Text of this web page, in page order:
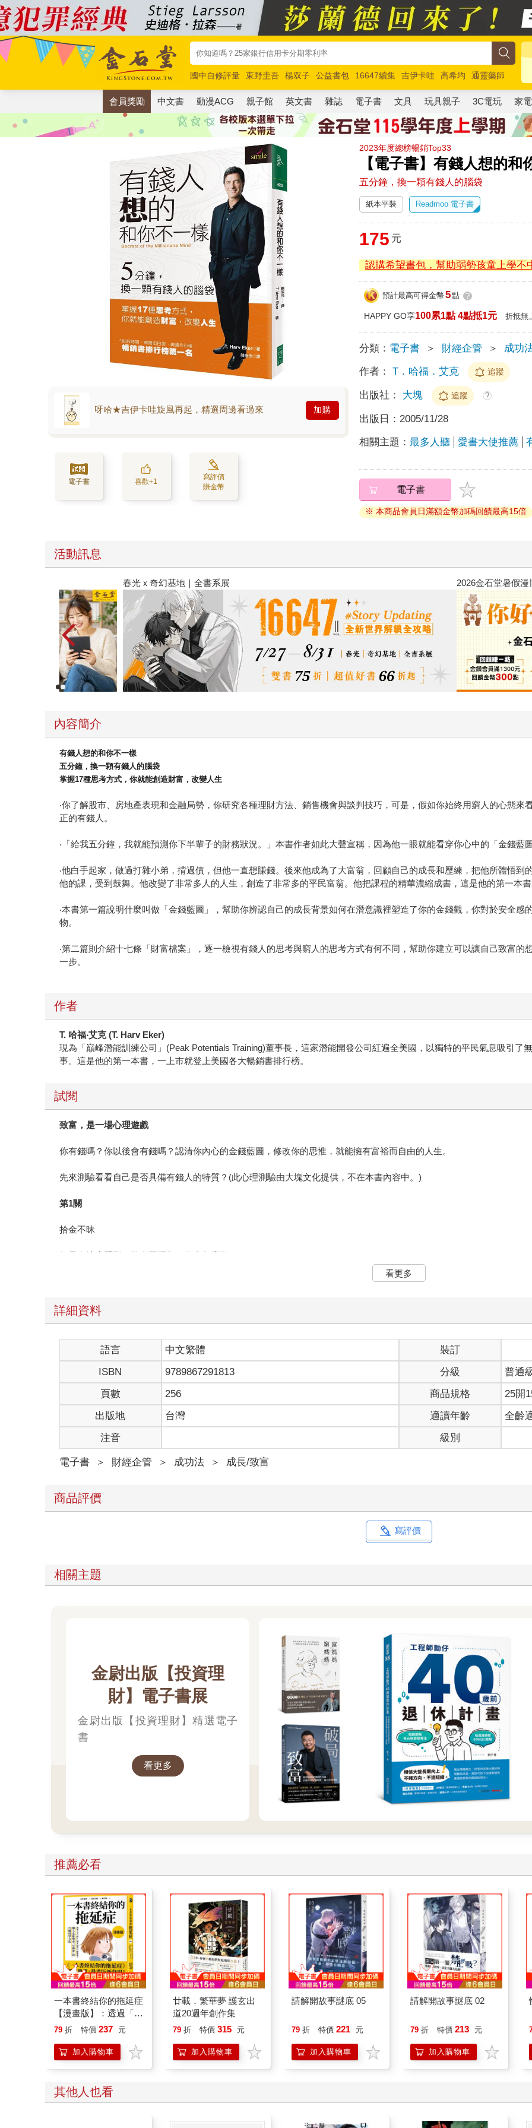
國中自修評量 東野圭吾 楊双子 公益書包 16647續集 吉伊卡哇 高希均
通靈藥師
唯紅花綻放
奧德賽 路邊攤新作 馬斯克 玩具總動員5 超慢跑
會員獎勵 中文書 動漫ACG 親子館 英文書 雜誌 電子書 文具 玩具親子 3C電玩 家電
2023年度總榜暢銷Top33
【電子書】有錢人想的和
五分鐘，換一顆有錢人的腦袋
呀哈★吉伊卡哇旋風再起，精選周邊看過來 加購
電子書 喜歡+1
寫評價
賺金幣
紙本平裝 Readmoo 電子書
175 元
認購希望書包，幫助弱勢孩童上學不
預計最高可得金幣 5點 ?
HAPPY GO享100累1點 4點抵1元 折抵無
分類： 電子書 ＞ 財經企管 ＞ 成功
作者： T．哈福．艾克 追蹤
出版社： 大塊 追蹤 ?
出版日： 2005/11/28
相關主題：最多人聽 愛書大使推薦
電子書
※ 本商品會員日滿額金幣加碼回饋最高15倍
活動訊息
春光ｘ奇幻基地｜全書系展 2026金石堂暑假漫博〈你好，我
內容簡介
有錢人想的和你不一樣
五分鐘，換一顆有錢人的腦袋
掌握17種思考方式，你就能創造財富，改變人生
‧你了解股市、房地產表現和金融局勢，你研究各種理財方法、銷售機會與談判技巧，可是，假如你始終用窮人的心態
正的有錢人。
‧「給我五分鐘，我就能預測你下半輩子的財務狀況。」本書作者如此大聲宣稱，因為他一眼就能看穿你心中的「金錢藍
‧他白手起家，做過打雜小弟，揹過債，但他一直想賺錢。後來他成為了大富翁，回顧自己的成長和歷練，把他所體悟到
他的課，受到鼓舞。他改變了非常多人的人生，創造了非常多的平民富翁。他把課程的精華濃縮成書，這是他的第一本書
‧本書第一篇說明什麼叫做「金錢藍圖」，幫助你辨認自己的成長背景如何在潛意識裡塑造了你的金錢觀，你對於安全
物。
‧第二篇則介紹十七條「財富檔案」，逐一檢視有錢人的思考與窮人的思考方式有何不同，幫助你建立可以讓自己致富
一步。
作者
T. 哈福‧艾克 (T. Harv Eker)
現為「巔峰潛能訓練公司」(Peak Potentials Training)董事長，這家潛能開發公司紅遍全美國，以獨特的平民氣息吸引了
事。這是他的第一本書，一上市就登上美國各大暢銷書排行榜。
試閱
致富，是一場心理遊戲
你有錢嗎？你以後會有錢嗎？認清你內心的金錢藍圖，修改你的思惟，就能擁有富裕而自由的人生。
先來測驗看看自己是否具備有錢人的特質？(此心理測驗由大塊文化提供，不在本書內容中。)
第1關
拾金不昧
如果在地上看到一枚壹圓硬幣，你會怎麼做？
b.撿起來，並且對上天帶來的幸運充滿感激。
第2關
近朱者赤
選出你大部分的朋友的財務狀態。
a.我大部分的朋友都比我窮。
b.我的朋友們財務狀態都跟我差不多。
c.我有錢的朋友還真不少。
如果今天公司突然給了你一大筆出乎你意料的獎金，你會怎麼想？
關於財富與道德，你相信下面哪一種說法？
b.人要變得有錢才有機會去幫助更多的人。
大言不慚
a.有錢人講的都是不切實際的外交辭令。
b.幹得好，你應該拿更多錢。
c.這些有錢的混蛋真討厭。
第6關
魚與熊掌
你對於工作與玩樂的概念比較傾向下列何者？
b.工作與玩樂是魚與熊掌不可兼得，但是偶而吃一小片熊掌無妨。
看更多
詳細資料
語言 中文繁體
裝訂
ISBN
9789867291813 分級
普通
頁數
256 商品規格
25開
出版地
台灣 適讀年齡
全齡
注音
級別
電子書 ＞ 財經企管 ＞ 成功法 ＞ 成長/致富
商品評價
寫評價
相關主題
金尉出版【投資理
財】電子書展
金尉出版【投資理財】精選電子
書
看更多
推薦必看
一本書終結你的拖延症
【漫畫版】：透過「小
行動」打開大腦的行動
「行動派」的37個科
學方法
79 折 特價 237 元
加入購物車
廿載．繁華夢 護玄出
道20週年創作集
79 折 特價 315 元
加入購物車
請解開故事謎底 05
79 折 特價 221 元
加入購物車
請解開故事謎底 02
79 折 特價 213 元
加入購物車
其他人也看